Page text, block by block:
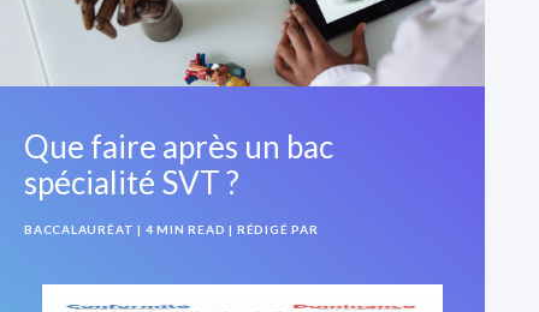
Que faire après un bac
spécialité SVT ?
BACCALAURÉAT | 4 MIN READ| RÉDIGÉ PAR